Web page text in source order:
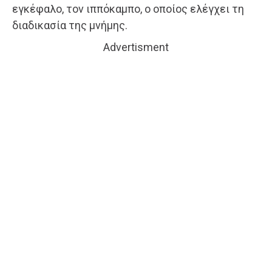
εγκέφαλο, τον ιππόκαμπο, ο οποίος ελέγχει τη
διαδικασία της μνήμης.
Advertisment